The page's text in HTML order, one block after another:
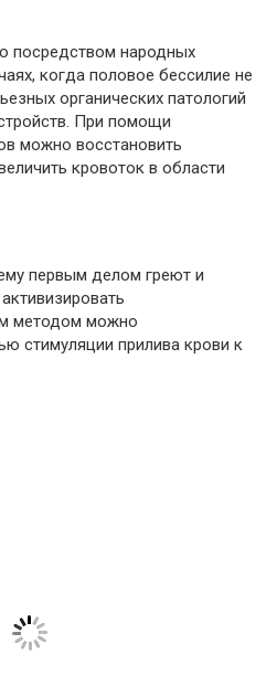
посредством народных
когда половое бессилие не
органических патологий
При помощи
можно восстановить
кровоток в области
первым делом греют и
методом можно
стимуляции прилива крови к